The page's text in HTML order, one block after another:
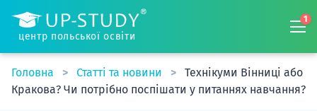
центр польської освіти
1
Головна Статті та новини
Технікуми Вінниці або
Кракова? Чи потрібно поспішати у питаннях навчання?